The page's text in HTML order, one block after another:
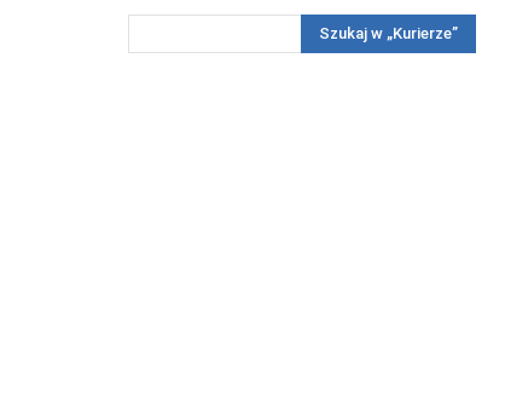
Reportaż KonkursyWięcej
Szukaj w „Kurierze”